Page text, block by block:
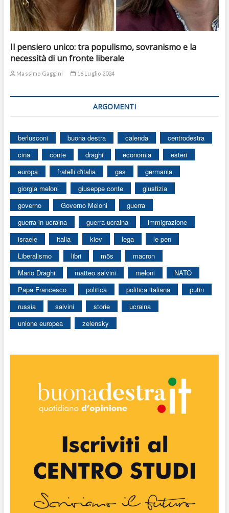
Il pensiero unico: tra populismo, sovranismo e la
necessità di un fronte liberale
Massimo Gaggini 16 Luglio 2024
ARGOMENTI
berlusconi buona destra calenda
centrodestra
cina
conte draghi economia
esteri
europa
fratelli d'italia gas
germania
giorgia meloni
giuseppe conte
giustizia
governo
Governo Meloni
guerra
guerra in ucraina
guerra ucraina
immigrazione
israele
italia kiev lega
le pen
Liberalismo
libri m5s
macron
Mario Draghi
matteo salvini meloni
NATO
Papa Francesco
politica politica italiana
putin
russia
salvini storie
ucraina
unione europea
zelensky